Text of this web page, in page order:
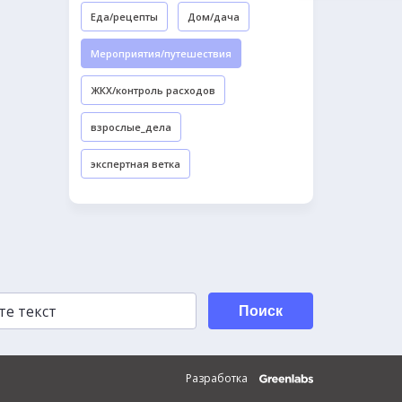
Еда/рецепты Дом/дача
Мероприятия/путешествия
ЖКХ/контроль расходов
взрослые_дела
экспертная ветка
Поиск
Разработка